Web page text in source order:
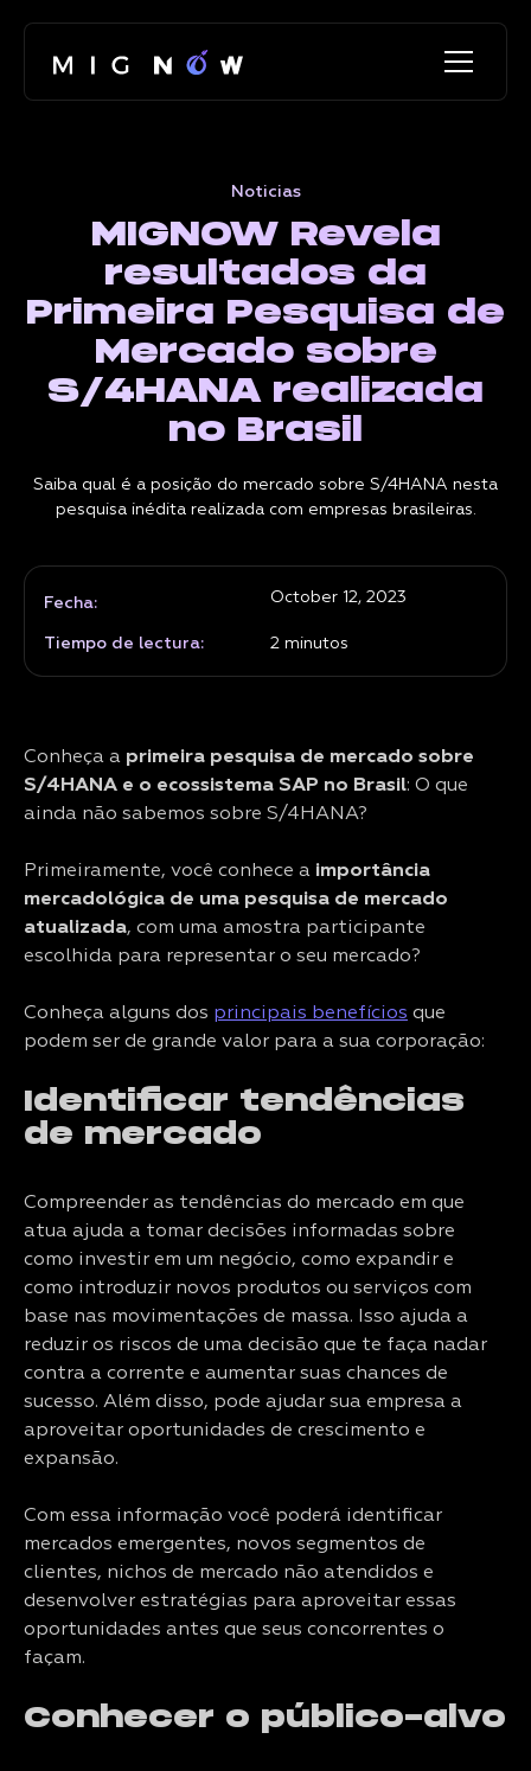
Noticias
MIGNOW Revela
resultados da
Primeira Pesquisa de
Mercado sobre
S/4HANA realizada
no Brasil
Saiba qual é a posição do mercado sobre S/4HANA nesta
pesquisa inédita realizada com empresas brasileiras.
Fecha: October 12, 2023
Tiempo de lectura: 2 minutos
Conheça a primeira pesquisa de mercado sobre
S/4HANA e o ecossistema SAP no Brasil: O que
ainda não sabemos sobre S/4HANA?
Primeiramente, você conhece a importância
mercadológica de uma pesquisa de mercado
atualizada, com uma amostra participante
escolhida para representar o seu mercado?
Conheça alguns dos principais benefícios que
podem ser de grande valor para a sua corporação:
Identificar tendências
de mercado
Compreender as tendências do mercado em que
atua ajuda a tomar decisões informadas sobre
como investir em um negócio, como expandir e
como introduzir novos produtos ou serviços com
base nas movimentações de massa. Isso ajuda a
reduzir os riscos de uma decisão que te faça nadar
contra a corrente e aumentar suas chances de
sucesso. Além disso, pode ajudar sua empresa a
aproveitar oportunidades de crescimento e
expansão.
Com essa informação você poderá identificar
mercados emergentes, novos segmentos de
clientes, nichos de mercado não atendidos e
desenvolver estratégias para aproveitar essas
oportunidades antes que seus concorrentes o
façam.
Conhecer o público-alvo